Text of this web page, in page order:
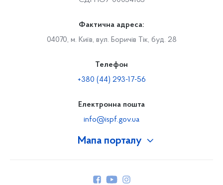
Мапа порталу
Фактична адреса:
04070, м. Київ, вул. Боричів Тік, буд. 28
Телефон
+380 (44) 293-17-56
Електронна пошта
info@ispf.gov.ua